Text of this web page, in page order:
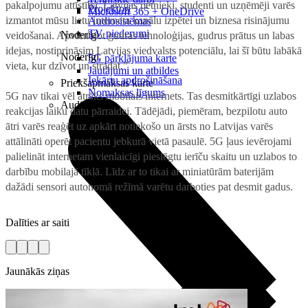
Microsoft 365 + OneDrive
Noderīgi
5G pārklājuma karte
Jautājumi un atbildes
Priekšapmaksas karte
Projektori
Audiosistēmas
TV piederumi
Noderīgi
Iekārtu apdrošināšana
Nomaksas līgums
Audio
pakalpojumu attīstībā. Latvijas pētnieki, studenti un uzņēmēji varēs
izmantot mūsu lietu interneta kanālu izpētei un biznesa risinājumu
veidošanai. Apvienojot gudras tehnoloģijas, gudrus prātus un labas
idejas, nostiprināsim Latvijas viedvalsts potenciālu, lai šī būtu labākā
vieta, kur dzīvot un strādāt.”
5G nav tikai vēl ātrāks mobilais internets. Tas desmitkārtīgi uzlabos
reakcijas laiku datu pārraidei. Tādējādi, piemēram, bezpilotu auto
ātri varēs reaģēt uz apkārt notiekošo un ārsts no Latvijas varēs
attālināti operēt pacientu jebkurā vietā pasaulē. 5G ļaus ievērojami
palielināt internetam vienlaicīgi pieslēgtu ierīču skaitu un uzlabos to
darbību mobilajā tīklā. Līdz ar to tikai ar miniatūrām baterijām
dažādi sensori autonomā režīmā varētu darboties pat desmit gadus.
Dalīties ar saiti
Jaunākās ziņas